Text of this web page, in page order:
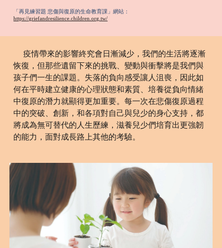
「再見練習題 悲傷與復原的生命教育課」網站 ：
https://griefandresilience.children.org.tw/
疫情帶來的影響終究會日漸減少，我們的生活將逐漸
恢復，但那些遺留下來的挑戰、變動與衝擊將是我們與
孩子們一生的課題。失落的負向感受讓人沮喪，因此如
何在平時建立健康的心理狀態和素質、培養從負向情緒
中復原的潛力就顯得更加重要。每一次在悲傷復原過程
中的突破、創新，和各項對自己與兒少的身心支持，都
將成為無可替代的人生歷練，滋養兒少們培育出更強韌
的能力，面對成長路上其他的考驗。